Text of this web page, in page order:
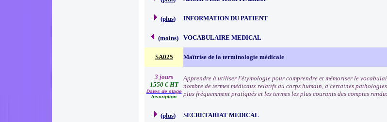
(plus) INFORMATION DU PATIENT
(moins) VOCABULAIRE MEDICAL
SA025 Maîtrise de la terminologie médicale
3 jours
1550 € HT
Dates de stage
Inscription
Apprendre à utiliser l'étymologie pour comprendre et mémoriser le
nombre de termes médicaux relatifs au corps humain, à certaines
plus fréquemment pratiqués et les termes les plus courants des comptes
(plus) SECRETARIAT MEDICAL